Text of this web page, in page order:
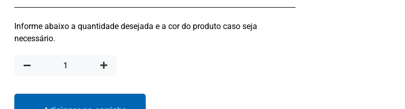
Informe abaixo a quantidade desejada e a cor do produto caso seja
necessário.